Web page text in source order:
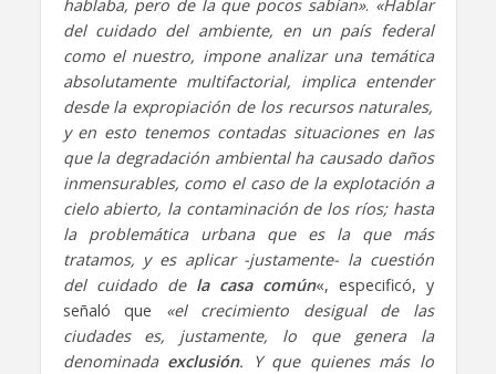
hablaba, pero de la que pocos sabían». «Hablar
del cuidado del ambiente, en un país federal
como el nuestro, impone analizar una temática
absolutamente multifactorial, implica entender
desde la expropiación de los recursos naturales,
y en esto tenemos contadas situaciones en las
que la degradación ambiental ha causado daños
inmensurables, como el caso de la explotación a
cielo abierto, la contaminación de los ríos; hasta
la problemática urbana que es la que más
tratamos, y es aplicar -justamente- la cuestión
del cuidado de la casa común«, especificó, y
señaló que «el crecimiento desigual de las
ciudades es, justamente, lo que genera la
denominadaexclusión. Y que quienes más lo